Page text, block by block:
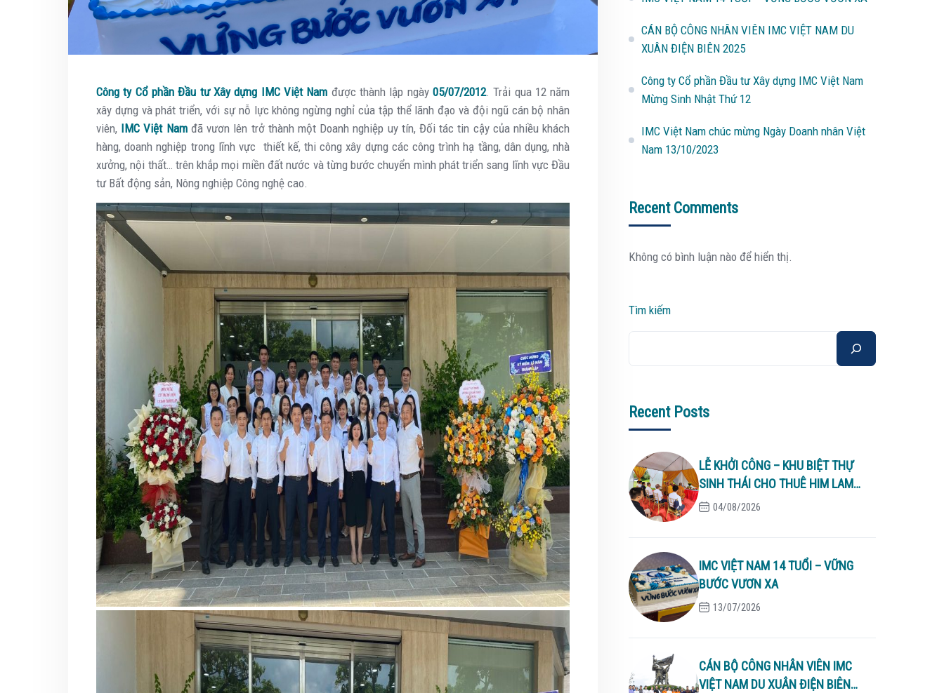
Công ty Cổ phần Đầu tư Xây dựng IMC Việt Nam được thành lập ngày 05/07/2012. Trải qua 12 năm
xây dựng và phát triển, với sự nỗ lực không ngừng nghỉ của tập thể lãnh đạo và đội ngũ cán bộ nhân
viên, IMC Việt Namđã vươn lên trở thành một Doanh nghiệp uy tín, Đối tác tin cậy của nhiều khách
hàng, doanh nghiệp trong lĩnh vực thiết kế, thi công xây dựng các công trình hạ tầng, dân dụng, nhà
xưởng, nội thất… trên khắp mọi miền đất nước và từng bước chuyển mình phát triển sang lĩnh vực Đầu
tư Bất động sản, Nông nghiệp Công nghệ cao.
CÁN BỘ CÔNG NHÂN VIÊN IMC VIỆT NAM DU
XUÂN ĐIỆN BIÊN 2025
Công ty Cổ phần Đầu tư Xây dựng IMC Việt Nam
Mừng Sinh Nhật Thứ 12
IMC Việt Nam chúc mừng Ngày Doanh nhân Việt
Nam 13/10/2023
Recent Comments
Không có bình luận nào để hiển thị.
Tìm kiếm
Recent Posts
LỄ KHỞI CÔNG – KHU BIỆT THỰ
SINH THÁI CHO THUÊ HIM LAM
LONG BIÊN
04/08/2026
IMC VIỆT NAM 14 TUỔI – VỮNG
BƯỚC VƯƠN XA
13/07/2026
CÁN BỘ CÔNG NHÂN VIÊN IMC
VIỆT NAM DU XUÂN ĐIỆN BIÊN